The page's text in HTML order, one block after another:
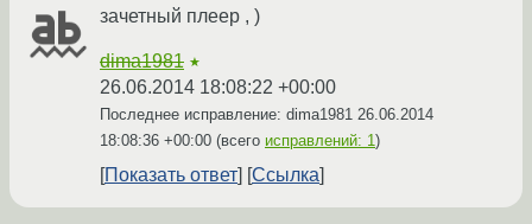
зачетный плеер , )
dima1981 ★
26.06.2014 18:08:22 +00:00
Последнее исправление: dima1981 26.06.2014
18:08:36 +00:00 (всего исправлений: 1)
Показать ответ Ссылка